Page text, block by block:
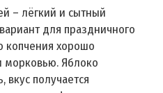
– лёгкий и сытный
для праздничного
копчения хорошо
морковью. Яблоко
вкус получается